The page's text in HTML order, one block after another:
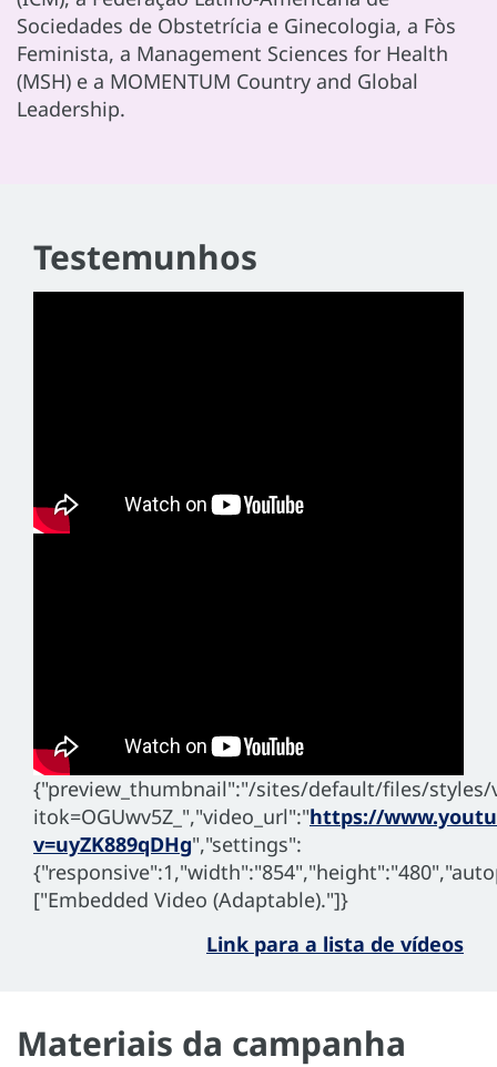
Sociedades de Obstetrícia e Ginecologia, a Fòs
Feminista, a Management Sciences for Health
(MSH) e a MOMENTUM Country and Global
Leadership.
Testemunhos
{"preview_thumbnail":"/sites/default/files/styles/
itok=OGUwv5Z_","video_url":"https://
v=uyZK889qDHg","settings":
["Embedded Video (Adaptable)."]}
Link para a lista de vídeos
Materiais da campanha